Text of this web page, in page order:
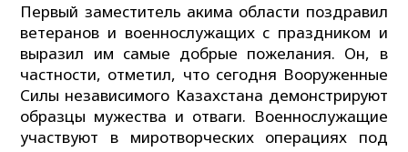
Первый заместитель акима области поздравил
ветеранов и военнослужащих с праздником и
выразил им самые добрые пожелания. Он, в
частности, отметил, что сегодня Вооруженные
Силы независимого Казахстана демонстрируют
образцы мужества и отваги. Военнослужащие
участвуют в миротворческих операциях под